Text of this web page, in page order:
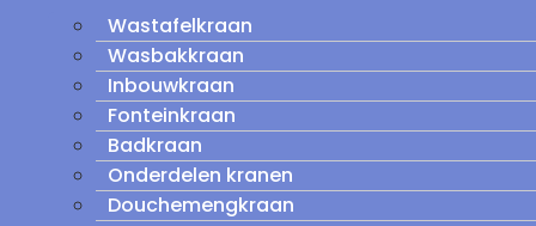
Wastafelkraan
Wasbakkraan
Inbouwkraan
Fonteinkraan
Badkraan
Onderdelen kranen
Douchemengkraan